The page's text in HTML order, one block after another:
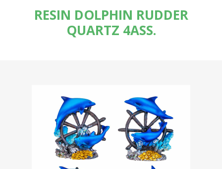
RESIN DOLPHIN RUDDER
QUARTZ 4ASS.